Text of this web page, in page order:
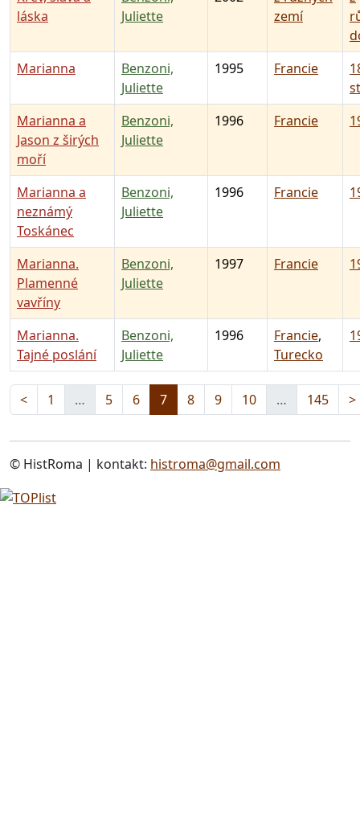
láska
Juliette
zemí
Marianna
Benzoni,
Juliette
1995 Francie
Marianna a
Jason z širých
moří
Benzoni,
Juliette
1996 Francie
Marianna a
neznámý
Toskánec
Benzoni,
Juliette
1996 Francie
Marianna.
Plamenné
vavříny
Benzoni,
Juliette
1997 Francie
Marianna.
Tajné poslání
Benzoni,
Juliette
1996 Francie,
Turecko
< 1 … 5 6 7 8 9 10 … 145 >
© HistRoma | kontakt: histroma@gmail.com